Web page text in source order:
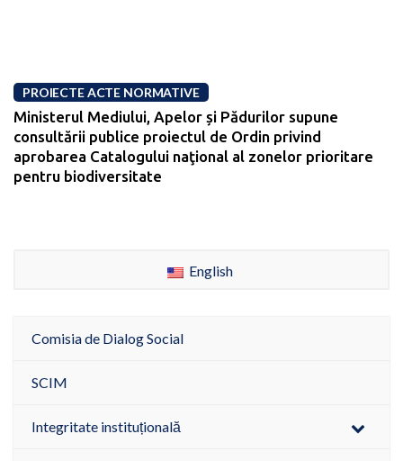
PROIECTE ACTE NORMATIVE
Ministerul Mediului, Apelor și Pădurilor supune
consultării publice proiectul de Ordin privind
aprobarea Catalogului naţional al zonelor prioritare
pentru biodiversitate
English
Comisia de Dialog Social
SCIM
Integritate instituțională